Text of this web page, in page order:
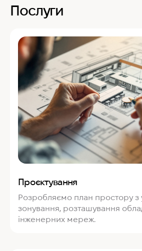
Послуги
Проєктування
Розробляємо план простору з
зонування, розташування
інженерних мереж.